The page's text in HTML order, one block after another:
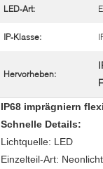
LED-Art:
IP-Klasse:
Hervorheben:
IP68 imprägniern
Schnelle Details:
Lichtquelle: LED
Einzelteil-Art: